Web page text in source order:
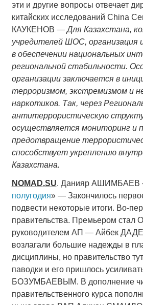
эти и другие вопросы отвечает
китайских исследований China
КАУКЕНОВ —Для Казахстана,
учредителей ШОС, организация
в обеспечении национальных
региональной стабильности.
организации заключается в
терроризмом, экстремизмом и
наркотиков. Так, через
антитеррористическую
осуществляется мониторинг и
предотвращение
способствует укреплению
Казахстана.
NOMAD.SU. Данияр АШИМБАЕВ
полугодия» — Закончилось
подвести некоторые итоги. Во-
правительства. Премьером
руководителем АП — Айбек
возлагали большие надежды в
дисциплины, но правительство
паводки и его пришлось
БОЗУМБАЕВЫМ. В дополнение
правительственного курса